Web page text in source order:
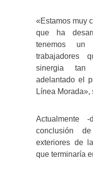
«Estamos muy
que ha
tenemos un
trabajadores
sinergia tan
adelantado el
Línea Morada»,
Actualmente
conclusión
exteriores de
que terminaría